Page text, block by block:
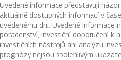
Uvedené informace představují
aktuálně dostupných informací v
uvedenému dni. Uvedené informace
poradenství, investiční doporučení k
investičních nástrojů ani analýzu
prognózy nejsou spolehlivým